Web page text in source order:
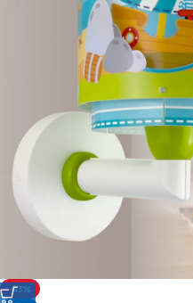
-43%